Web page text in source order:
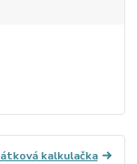
kalkulačka